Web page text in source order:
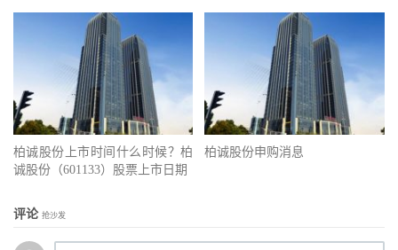
柏诚股份上市时间什么时候？柏
诚股份（601133）股票上市日期
柏诚股份申购消息
评论 抢沙发